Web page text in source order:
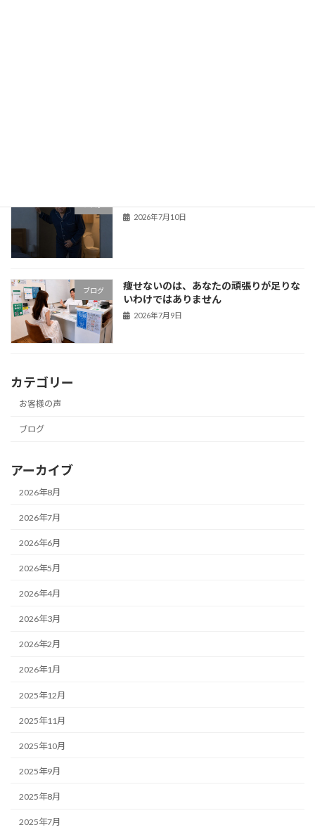
2026年7月10日
ブログ
痩せないのは、あなたの頑張りが足りな
いわけではありません
2026年7月9日
カテゴリー
お客様の声
ブログ
アーカイブ
2026年8月
2026年7月
2026年6月
2026年5月
2026年4月
2026年3月
2026年2月
2026年1月
2025年12月
2025年11月
2025年10月
2025年9月
2025年8月
2025年7月